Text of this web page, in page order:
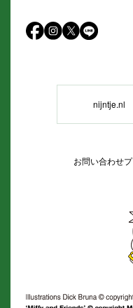
nijntje.nl
お問い合わせ